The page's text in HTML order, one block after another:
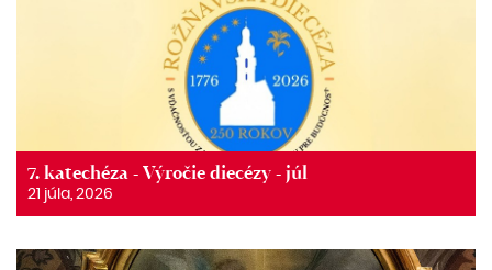
7. katechéza - Výročie diecézy - júl
21 júla, 2026